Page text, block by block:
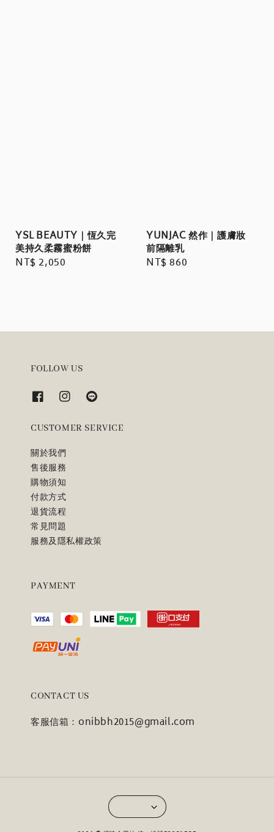
YSL BEAUTY｜恆久完
美持久柔霧蜜粉餅
Regular
NT$ 2,050
YUNJAC 然作｜護膚妝
前隔離乳
Regular
NT$ 860
FOLLOW US
CUSTOMER SERVICE
關於我們
售後服務
購物須知
付款方式
退貨流程
常見問題
服務及隱私權政策
PAYMENT
CONTACT US
客服信箱：onibbh2015@gmail.com